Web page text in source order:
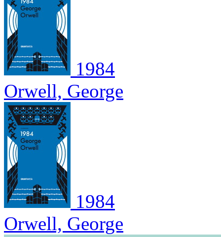
1984
Orwell, George
1984
Orwell, George